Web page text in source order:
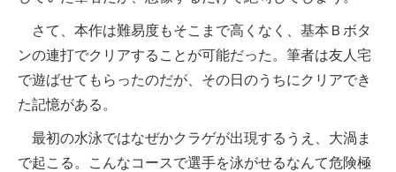
さて、本作は難易度もそこまで高くなく、基本Ｂボタ
ンの連打でクリアすることが可能だった。筆者は友人宅
で遊ばせてもらったのだが、その日のうちにクリアでき
た記憶がある。
最初の水泳ではなぜかクラゲが出現するうえ、大渦ま
で起こる。こんなコースで選手を泳がせるなんて危険極